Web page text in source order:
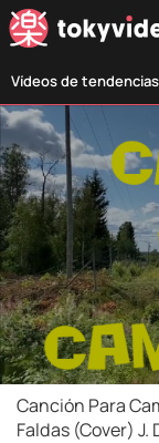
Vídeos de tendencias
Canción Para
Faldas (Cover) J.